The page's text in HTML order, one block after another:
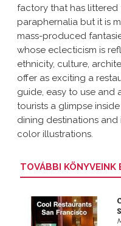
factory that has
paraphernalia but it is
mass-produced
whose eclecticism is
ethnicity, culture,
offer as exciting a
guide, easy to use and
tourists a glimpse
dining destinations
color illustrations.
TOVÁBBI KÖNYVEINK